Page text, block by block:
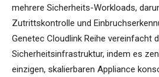
mehrere Sicherheits-Workloads,
Zutrittskontrolle und
Genetec Cloudlink Reihe vereinfacht
Sicherheitsinfrastruktur, indem es
einzigen, skalierbaren Appliance